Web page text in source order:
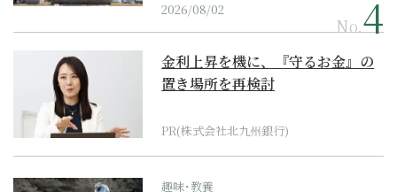
2026/08/02
No.
金利上昇を機に、『守るお金』の
置き場所を再検討
PR(株式会社北九州銀行)
趣味･教養